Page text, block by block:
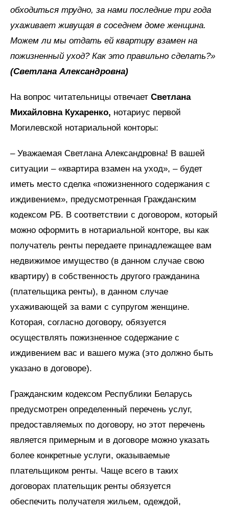
обходиться трудно, за нами последние три года
ухаживает живущая в соседнем доме женщина.
Можем ли мы отдать ей квартиру взамен на
пожизненный уход? Как это правильно сделать?»
(Светлана Александровна)
На вопрос читательницы отвечает Светлана
Михайловна Кухаренко, нотариус первой
Могилевской нотариальной конторы:
– Уважаемая Светлана Александровна! В вашей
ситуации – «квартира взамен на уход», – будет
иметь место сделка «пожизненного содержания с
иждивением», предусмотренная Гражданским
кодексом РБ. В соответствии с договором, который
можно оформить в нотариальной конторе, вы как
получатель ренты передаете принадлежащее вам
недвижимое имущество (в данном случае свою
квартиру) в собственность другого гражданина
(плательщика ренты), в данном случае
ухаживающей за вами с супругом женщине.
Которая, согласно договору, обязуется
осуществлять пожизненное содержание с
иждивением вас и вашего мужа (это должно быть
указано в договоре).
Гражданским кодексом Республики Беларусь
предусмотрен определенный перечень услуг,
предоставляемых по договору, но этот перечень
является примерным и в договоре можно указать
более конкретные услуги, оказываемые
плательщиком ренты. Чаще всего в таких
договорах плательщик ренты обязуется
обеспечить получателя жильем, одеждой,